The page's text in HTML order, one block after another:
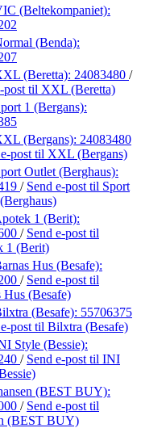
(Beltekompaniet):
(Benda):
(Beretta): 24083480 /
post til XXL (Beretta)
1 (Bergans):
(Bergans): 24083480
post til XXL (Bergans)
Outlet (Berghaus):
/ Send e-post til Sport
1 (Berit):
/ Send e-post til
1 (Berit)
Hus (Besafe):
/ Send e-post til
Hus (Besafe)
(Besafe): 55706375
post til Bilxtra (Besafe)
Style (Bessie):
/ Send e-post til INI
(BEST BUY):
/ Send e-post til
(BEST BUY)